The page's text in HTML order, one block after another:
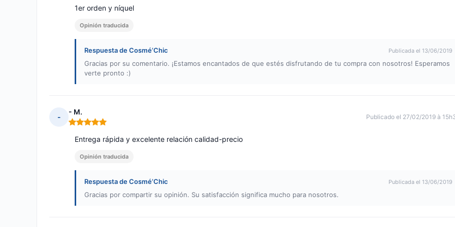
1er orden y níquel
Opinión traducida
Respuesta de Cosmé’Chic Publicada el 13/06/2019
Gracias por su comentario. ¡Estamos encantados de que estés disfrutando de tu compra con nosotros! Esperamos
verte pronto :)
-
- M.
Nota: 5 de 5
Publicado el 27/02/2019 à
Entrega rápida y excelente relación calidad-precio
Opinión traducida
Respuesta de Cosmé’Chic Publicada el 13/06/2019
Gracias por compartir su opinión. Su satisfacción significa mucho para nosotros.